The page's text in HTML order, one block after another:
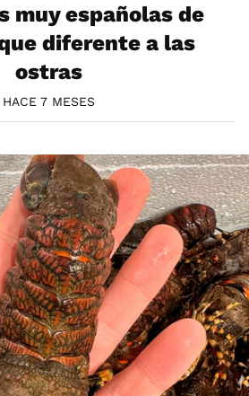
muy españolas de
diferente a las
ostras
HACE 7 MESES